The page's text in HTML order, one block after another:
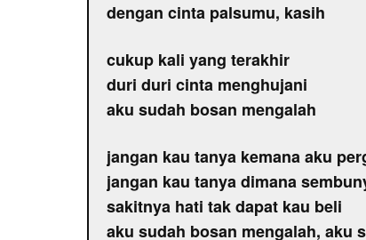
dengan cinta palsumu, kasih
cukup kali yang terakhir
duri duri cinta menghujani
aku sudah bosan mengalah
jangan kau tanya kemana aku
jangan kau tanya dimana
sakitnya hati tak dapat kau beli
aku sudah bosan mengalah, aku